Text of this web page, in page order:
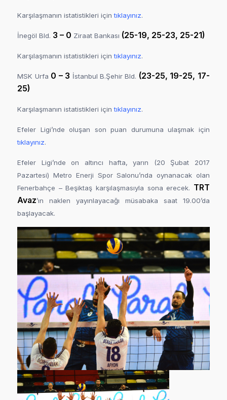
Karşılaşmanın istatistikleri içintıklayınız.
İnegöl Bld. 3 – 0 Ziraat Bankası (25-19, 25-23, 25-21)
Karşılaşmanın istatistikleri içintıklayınız.
MSK Urfa 0 – 3 İstanbul B.Şehir Bld. (23-25, 19-25, 17-
25)
Karşılaşmanın istatistikleri içintıklayınız.
Efeler Ligi’nde oluşan son puan durumuna ulaşmak için
tıklayınız.
Efeler Ligi’nde on altıncı hafta, yarın (20 Şubat 2017
Pazartesi) Metro Enerji Spor Salonu’nda oynanacak olan
Fenerbahçe – Beşiktaş karşılaşmasıyla sona erecek. TRT
Avaz’ın naklen yayınlayacağı müsabaka saat 19.00’da
başlayacak.